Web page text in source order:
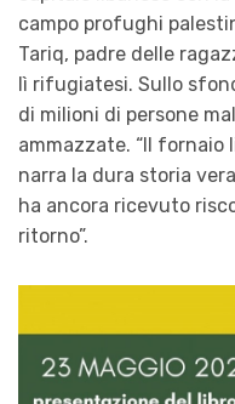
campo profughi
Tariq, padre delle
lì rifugiatesi. Sullo
di milioni di persone
ammazzate. “Il fornaio
narra la dura storia
ha ancora ricevuto
ritorno”.